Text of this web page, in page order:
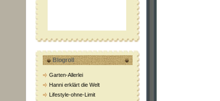
Blogroll
Garten-Allerlei
Hanni erklärt die Welt
Lifestyle-ohne-Limit